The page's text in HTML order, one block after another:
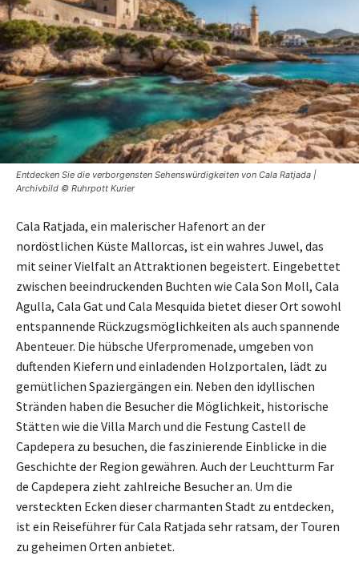
Entdecken Sie die verborgensten Sehenswürdigkeiten von Cala Ratjada |
Archivbild © Ruhrpott Kurier
Cala Ratjada, ein malerischer Hafenort an der
nordöstlichen Küste Mallorcas, ist ein wahres Juwel, das
mit seiner Vielfalt an Attraktionen begeistert. Eingebettet
zwischen beeindruckenden Buchten wie Cala Son Moll, Cala
Agulla, Cala Gat und Cala Mesquida bietet dieser Ort sowohl
entspannende Rückzugsmöglichkeiten als auch spannende
Abenteuer. Die hübsche Uferpromenade, umgeben von
duftenden Kiefern und einladenden Holzportalen, lädt zu
gemütlichen Spaziergängen ein. Neben den idyllischen
Stränden haben die Besucher die Möglichkeit, historische
Stätten wie die Villa March und die Festung Castell de
Capdepera zu besuchen, die faszinierende Einblicke in die
Geschichte der Region gewähren. Auch der Leuchtturm Far
de Capdepera zieht zahlreiche Besucher an. Um die
versteckten Ecken dieser charmanten Stadt zu entdecken,
ist ein Reiseführer für Cala Ratjada sehr ratsam, der Touren
zu geheimen Orten anbietet.